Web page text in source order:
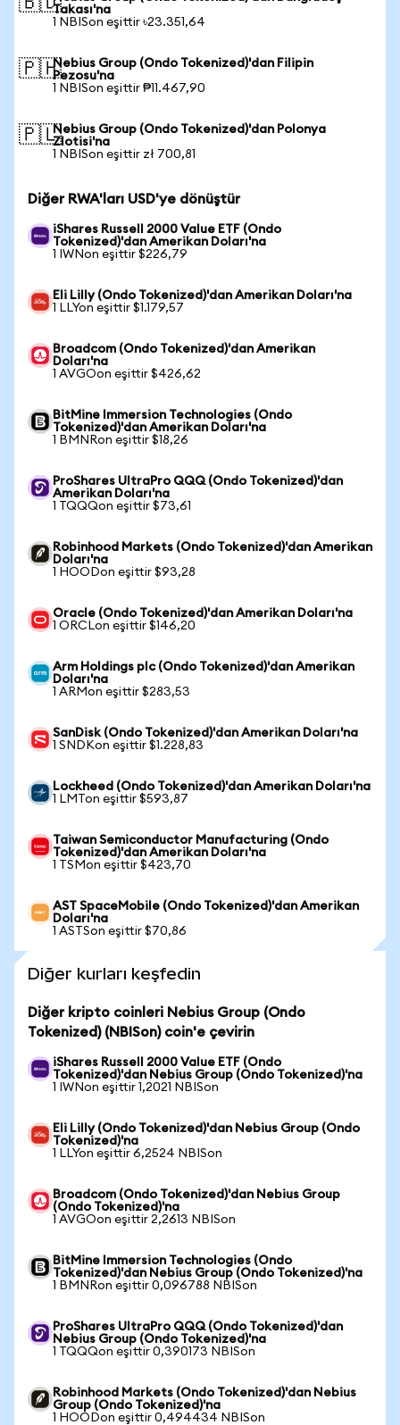
Takası'na
1 NBISon eşittir ৳23.351,64
🇵🇭Nebius Group (Ondo Tokenized)'dan Filipin
Pezosu'na
1 NBISon eşittir ₱11.467,90
🇵🇱Nebius Group (Ondo Tokenized)'dan Polonya
Zlotisi'na
1 NBISon eşittir zł 700,81
Diğer RWA'ları USD'ye dönüştür
iShares Russell 2000 Value ETF (Ondo
Tokenized)'dan Amerikan Doları'na
1 IWNon eşittir $226,79
Eli Lilly (Ondo Tokenized)'dan Amerikan Doları'na
1 LLYon eşittir $1.179,57
Broadcom (Ondo Tokenized)'dan Amerikan
Doları'na
1 AVGOon eşittir $426,62
BitMine Immersion Technologies (Ondo
Tokenized)'dan Amerikan Doları'na
1 BMNRon eşittir $18,26
ProShares UltraPro QQQ (Ondo Tokenized)'dan
Amerikan Doları'na
1 TQQQon eşittir $73,61
Robinhood Markets (Ondo Tokenized)'dan Amerikan
Doları'na
1 HOODon eşittir $93,28
Oracle (Ondo Tokenized)'dan Amerikan Doları'na
1 ORCLon eşittir $146,20
Arm Holdings plc (Ondo Tokenized)'dan Amerikan
Doları'na
1 ARMon eşittir $283,53
SanDisk (Ondo Tokenized)'dan Amerikan Doları'na
1 SNDKon eşittir $1.228,83
Lockheed (Ondo Tokenized)'dan Amerikan Doları'na
1 LMTon eşittir $593,87
Taiwan Semiconductor Manufacturing (Ondo
Tokenized)'dan Amerikan Doları'na
1 TSMon eşittir $423,70
AST SpaceMobile (Ondo Tokenized)'dan Amerikan
Doları'na
1 ASTSon eşittir $70,86
Diğer kurları keşfedin
Diğer kripto coinleri Nebius Group (Ondo
Tokenized) (NBISon) coin'e çevirin
iShares Russell 2000 Value ETF (Ondo
Tokenized)'dan Nebius Group (Ondo Tokenized)'na
1 IWNon eşittir 1,2021 NBISon
Eli Lilly (Ondo Tokenized)'dan Nebius Group (Ondo
Tokenized)'na
1 LLYon eşittir 6,2524 NBISon
Broadcom (Ondo Tokenized)'dan Nebius Group
(Ondo Tokenized)'na
1 AVGOon eşittir 2,2613 NBISon
BitMine Immersion Technologies (Ondo
Tokenized)'dan Nebius Group (Ondo Tokenized)'na
1 BMNRon eşittir 0,096788 NBISon
ProShares UltraPro QQQ (Ondo Tokenized)'dan
Nebius Group (Ondo Tokenized)'na
1 TQQQon eşittir 0,390173 NBISon
Robinhood Markets (Ondo Tokenized)'dan Nebius
Group (Ondo Tokenized)'na
1 HOODon eşittir 0,494434 NBISon